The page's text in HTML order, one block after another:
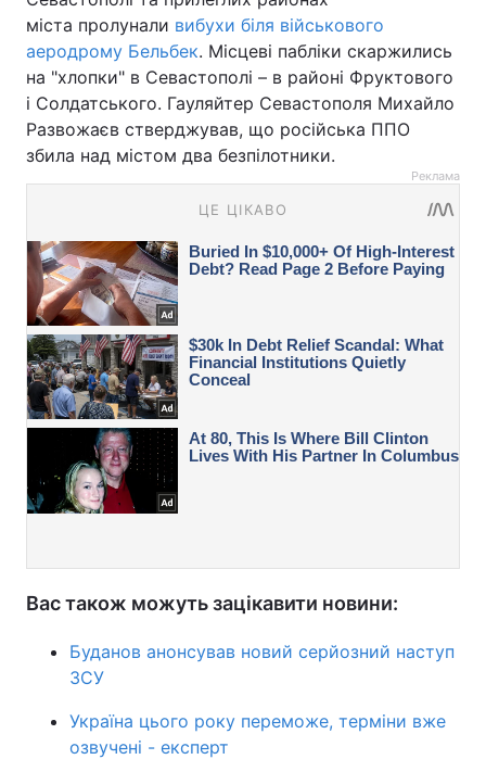
міста пролунали вибухи біля військового
аеродрому Бельбек. Місцеві пабліки скаржились
на "хлопки" в Севастополі – в районі Фруктового
і Солдатського. Гауляйтер Севастополя Михайло
Развожаєв стверджував, що російська ППО
збила над містом два безпілотники.
Реклама
Вас також можуть зацікавити новини:
Буданов анонсував новий серйозний наступ
ЗСУ
Україна цього року переможе, терміни вже
озвучені - експерт